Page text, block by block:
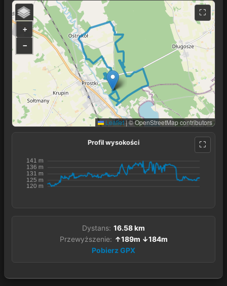
+
−
Leaflet|© OpenStreetMap contributors
Profil wysokości
Dystans: 16.58 km
Przewyższenie: ↑189m ↓184m
Pobierz GPX